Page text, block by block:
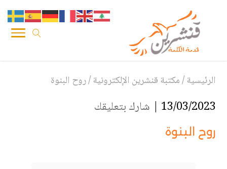
الرئيسية/مكتبة قنشرين الإلكترونية/روح البنوة
13/03/2023 | شارك بتعليقك
روح البنوة